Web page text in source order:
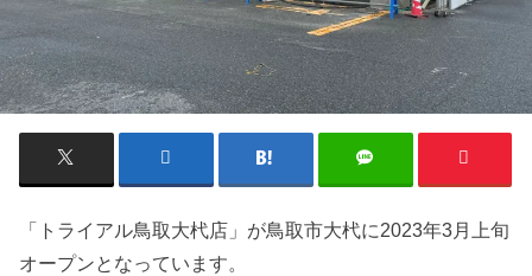
「トライアル鳥取大杙店」が鳥取市大杙に2023年3月上旬
オープンとなっています。